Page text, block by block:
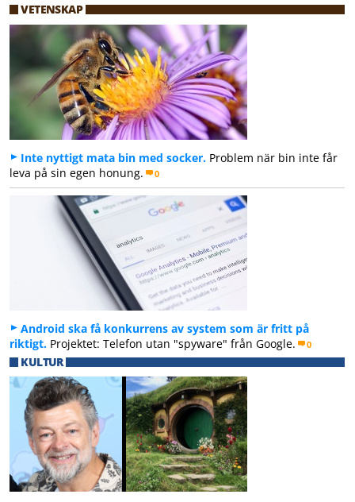
VETENSKAP
Inte nyttigt mata bin med socker. Problem när bin inte får
leva på sin egen honung.
0
Android ska få konkurrens av system som är fritt på
riktigt. Projektet: Telefon utan "spyware" från Google. 0
KULTUR